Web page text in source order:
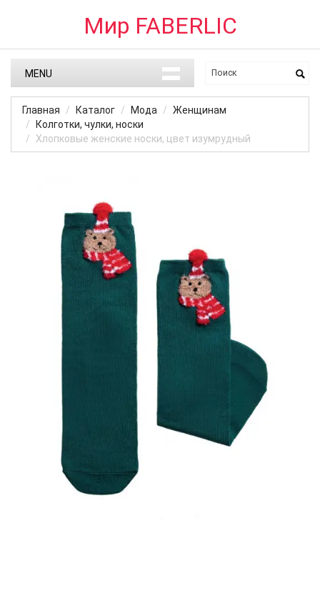
Мир FABERLIC
MENU
Главная Каталог Мода
Женщинам
Колготки, чулки, носки
Хлопковые женские носки, цвет изумрудный